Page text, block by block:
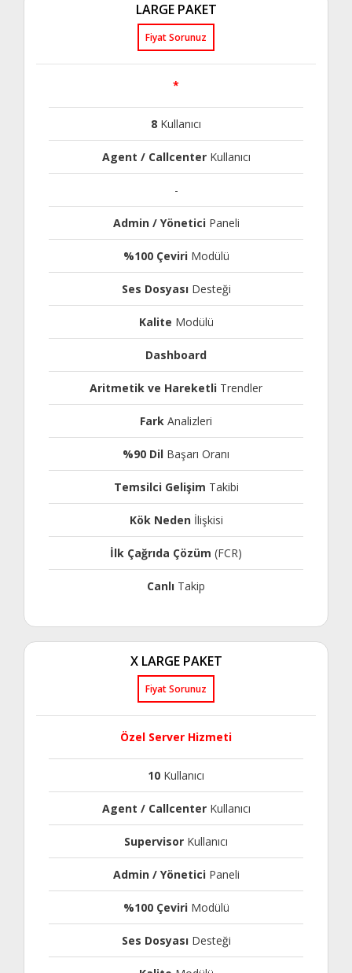
LARGE PAKET
Fiyat Sorunuz
*
8 Kullanıcı
Agent / Callcenter Kullanıcı
-
Admin / Yönetici Paneli
%100 Çeviri Modülü
Ses Dosyası Desteği
Kalite Modülü
Dashboard
Aritmetik ve Hareketli Trendler
Fark Analizleri
%90 Dil Başarı Oranı
Temsilci Gelişim Takibi
Kök Neden İlişkisi
İlk Çağrıda Çözüm (FCR)
Canlı Takip
X LARGE PAKET
Fiyat Sorunuz
Özel Server Hizmeti
10 Kullanıcı
Agent / Callcenter Kullanıcı
Supervisor Kullanıcı
Admin / Yönetici Paneli
%100 Çeviri Modülü
Ses Dosyası Desteği